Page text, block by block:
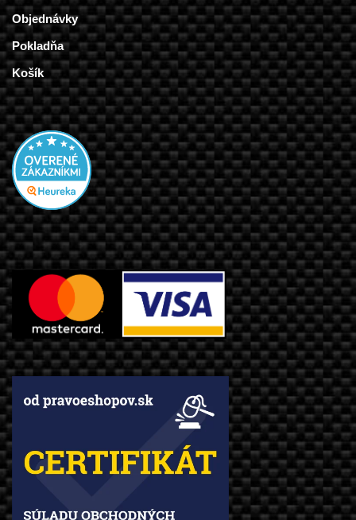
Objednávky
Pokladňa
Košík